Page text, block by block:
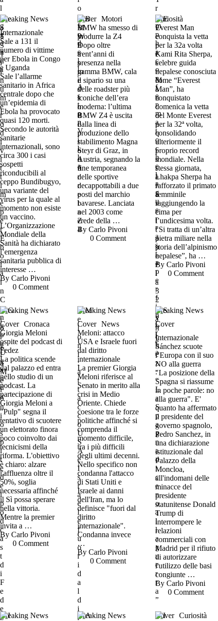
Breaking News
Internazionale
Sale a 131 il
numero di vittime
per Ebola in Congo
e Uganda
Sale l’allarme
sanitario in Africa
centrale dopo che
un’epidemia di
Ebola ha provocato
quasi 120 morti.
Secondo le autorità
sanitarie
internazionali, sono
circa 300 i casi
sospetti
riconducibili al
ceppo Bundibugyo,
una variante del
virus per la quale al
momento non esiste
un vaccino.
L’Organizzazione
Mondiale della
Sanità ha dichiarato
l’emergenza
sanitaria pubblica di
interesse …
By Carlo Pivoni
0 Comment
Cover Motori
BMW ha smesso di
produrre la Z4
Dopo oltre
trent’anni di
presenza nella
gamma BMW, cala
il sipario su una
delle roadster più
iconiche dell’era
moderna: l’ultima
BMW Z4 è uscita
dalla linea di
produzione dello
stabilimento Magna
Steyr di Graz, in
Austria, segnando la
fine temporanea
delle sportive
decappottabili a due
posti del marchio
bavarese. Lanciata
nel 2003 come
erede della …
By Carlo Pivoni
0 Comment
Curiosità
Everest Man
conquista la vetta
per la 32a volta
Kami Rita Sherpa,
celebre guida
nepalese conosciuta
come “Everest
Man”, ha
conquistato
domenica la vetta
del Monte Everest
per la 32ª volta,
consolidando
ulteriormente il
proprio record
mondiale. Nella
stessa giornata,
Lhakpa Sherpa ha
rafforzato il primato
femminile
raggiungendo la
cima per
l’undicesima volta.
“Si tratta di un’altra
pietra miliare nella
storia dell’alpinismo
nepalese”, ha …
By Carlo Pivoni
0 Comment
Breaking News
Cover Cronaca
Giorgia Meloni
ospite del podcast di
Fedez
La politica scende
dal palazzo ed entra
nello studio di un
podcast. La
partecipazione di
Giorgia Meloni a
"Pulp" segna il
tentativo di scuotere
un elettorato finora
poco coinvolto dai
tecnicismi della
riforma. L'obiettivo
è chiaro: alzare
l'affluenza oltre il
50%, soglia
necessaria affinché
il Sì possa sperare
nella vittoria.
Mentre la premier
invita a …
By Carlo Pivoni
0 Comment
Breaking News
Cover News
Meloni: attacco
USA e Israele fuori
dal diritto
internazionale
La premier Giorgia
Meloni riferisce al
Senato in merito alla
crisi in Medio
Oriente. Chiede
coesione tra le forze
politiche affinché si
comprenda il
momento difficile,
tra i più difficili
degli ultimi decenni.
Nello specifico non
condanna l'attacco
di Stati Uniti e
Israele ai danni
dell'Iran, ma lo
definisce "fuori dal
diritto
internazionale".
Condanna invece
…
By Carlo Pivoni
0 Comment
Breaking News
Cover
Internazionale
Sánchez scuote
l’Europa con il suo
NO alla guerra
"La posizione della
Spagna si riassume
in poche parole: no
alla guerra". E'
quanto ha affermato
il presidente del
governo spagnolo,
Pedro Sanchez, in
una dichiarazione
istituzionale dal
Palazzo della
Moncloa,
all'indomani delle
minacce del
presidente
statunitense Donald
Trump di
interrompere le
relazioni
commerciali con
Madrid per il rifiuto
di autorizzare
l'utilizzo delle basi
congiunte …
By Carlo Pivoni
0 Comment
Breaking News Breaking News Cover Curiosità